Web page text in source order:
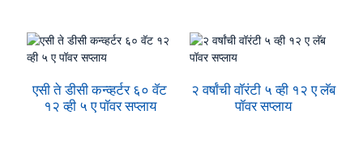
एसी ते डीसी कन्व्हर्टर ६० वॅट
१२ व्ही ५ ए पॉवर सप्लाय
२ वर्षांची वॉरंटी ५ व्ही १२ ए लॅब
पॉवर सप्लाय